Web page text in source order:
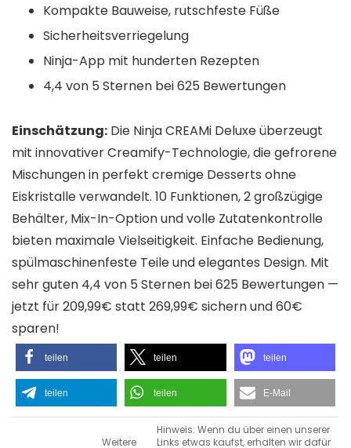
Kompakte Bauweise, rutschfeste Füße
Sicherheitsverriegelung
Ninja-App mit hunderten Rezepten
4,4 von 5 Sternen bei 625 Bewertungen
Einschätzung: Die Ninja CREAMi Deluxe überzeugt
mit innovativer Creamify-Technologie, die gefrorene
Mischungen in perfekt cremige Desserts ohne
Eiskristalle verwandelt. 10 Funktionen, 2 großzügige
Behälter, Mix-In-Option und volle Zutatenkontrolle
bieten maximale Vielseitigkeit. Einfache Bedienung,
spülmaschinenfeste Teile und elegantes Design. Mit
sehr guten 4,4 von 5 Sternen bei 625 Bewertungen —
jetzt für 209,99€ statt 269,99€ sichern und 60€
sparen!
teilen teilen teilen
teilen teilen E-Mail
Weitere
Hinweis: Wenn du über einen unserer
Links etwas kaufst, erhalten wir dafür